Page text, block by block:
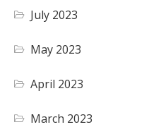
July 2023
May 2023
April 2023
March 2023